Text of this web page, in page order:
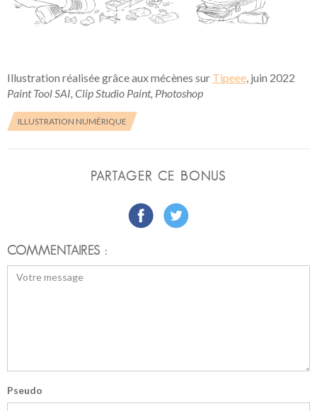
Illustration réalisée grâce aux mécènes sur Tipeee, juin 2022
Paint Tool SAI, Clip Studio Paint, Photoshop
ILLUSTRATION NUMÉRIQUE
PARTAGER CE BONUS
COMMENTAIRES :
Pseudo